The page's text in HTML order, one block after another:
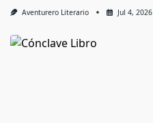
Aventurero Literario Jul 4, 2026